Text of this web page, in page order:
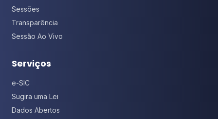
Sessões
Transparência
Sessão Ao Vivo
Serviços
e-SIC
Sugira uma Lei
Dados Abertos